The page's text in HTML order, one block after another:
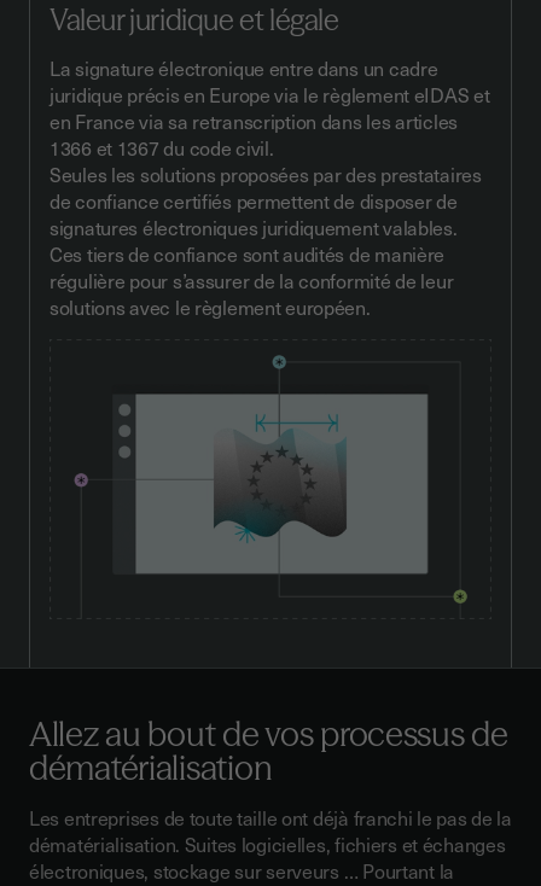
Valeur juridique et légale
La signature électronique entre dans un cadre
juridique précis en Europe via le règlement eIDAS et
en France via sa retranscription dans les articles
1366 et 1367 du code civil.
Seules les solutions proposées par des prestataires
de confiance certifiés permettent de disposer de
signatures électroniques juridiquement valables.
Ces tiers de confiance sont audités de manière
régulière pour s’assurer de la conformité de leur
solutions avec le règlement européen.
Allez au bout de vos processus de
dématérialisation
Les entreprises de toute taille ont déjà franchi le pas de la
dématérialisation. Suites logicielles, fichiers et échanges
électroniques, stockage sur serveurs … Pourtant la